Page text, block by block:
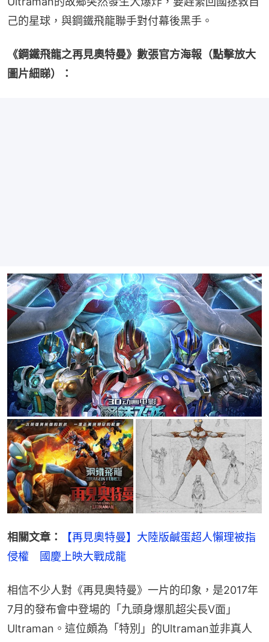
己的星球，與鋼鐵飛龍聯手對付幕後黑手。
《鋼鐵飛龍之再見奧特曼》數張官方海報（點擊放大
圖片細睇）：
相關文章：
【再見奧特曼】大陸版鹹蛋超人懶理被指
侵權　國慶上映大戰成龍
相信不少人對《再見奧特曼》一片的印象，是2017年
7月的發布會中登場的「九頭身爆肌超尖長V面」
Ultraman。這位頗為「特別」的Ultraman並非真人